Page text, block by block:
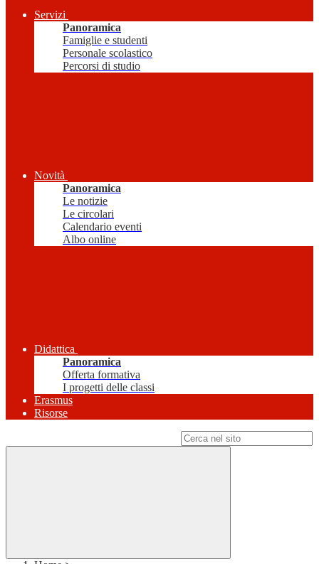
Servizi
Panoramica
Famiglie e studenti
Personale scolastico
Percorsi di studio
Novità
Panoramica
Le notizie
Le circolari
Calendario eventi
Albo online
Didattica
Panoramica
Offerta formativa
I progetti delle classi
Erasmus
Risorse